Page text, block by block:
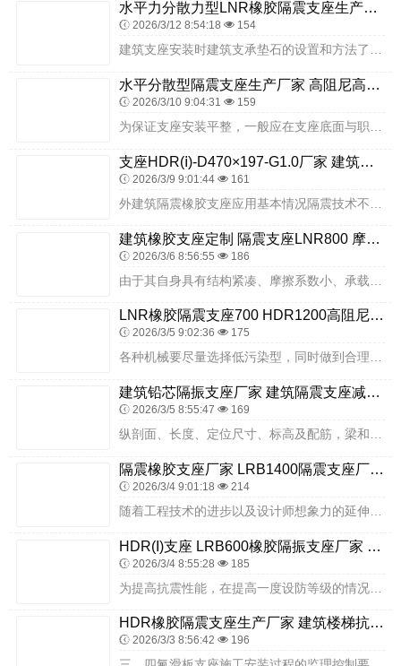
水平力分散力型LNR橡胶隔震支座生产厂家 建筑隔震支座(LRB型) 建筑圆形高阻尼隔震支座厂家
2026/3/12 8:54:18 154
建筑支座安装时建筑支承垫石的设置和方法了保证工程安装质量以及安装、调整和更换支座的方便，不管是采用现浇梁法还是预制梁法施工，不管是采用什么规格型式的橡胶支座，都...
水平分散型隔震支座生产厂家 高阻尼高阻尼隔震支座 楼房建筑建筑隔震支座源头工厂
2026/3/10 9:04:31 159
支座HDR(ⅰ)-D470×197-G1.0厂家 建筑隔震支座HDR 建筑橡胶隔震支座JG厂家
2026/3/9 9:01:44 161
建筑橡胶支座定制 隔震支座LNR800 摩擦摆建筑隔震支座生产厂家
2026/3/6 8:56:55 186
LNR橡胶隔震支座700 HDR1200高阻尼橡胶支座什么价格 建筑LNG隔震支座源头工厂
2026/3/5 9:02:36 175
各种机械要尽量选择低污染型，同时做到合理操作、妥善保养，避免因非正常使用带来噪音或不良影响。根据测量记录确定支座垫石顶面标高的调整高度。根据该跨的位置，结合具体...
建筑铅芯隔振支座厂家 建筑隔震支座减震源头工厂 LRB1500橡胶隔震支座生产厂家
2026/3/5 8:55:47 169
隔震橡胶支座厂家 LRB1400隔震支座厂家电话 钢结构支座生产厂家
2026/3/4 9:01:18 214
HDR(I)支座 LRB600橡胶隔振支座厂家 铅芯隔震支座(LRB)源头工厂
2026/3/4 8:55:28 185
HDR橡胶隔震支座生产厂家 建筑楼梯抗震支座源头工厂 LNR1400橡胶隔震支座
2026/3/3 8:56:42 196